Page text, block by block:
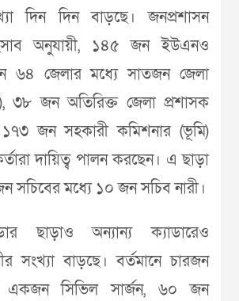
দিন দিন বাড়ছে। জনপ্রশাসন
অনুযায়ী, ১৪৫ জন ইউএনও
৬৪ জেলার মধ্যে সাতজন জেলা
৩৮ জন অতিরিক্ত জেলা প্রশাসক
জন সহকারী কমিশনার (ভূমি)
দায়িত্ব পালন করছেন। এ ছাড়া
সচিবের মধ্যে ১০ জন সচিব নারী।
ছাড়াও অন্যান্য ক্যাডারেও
সংখ্যা বাড়ছে। বর্তমানে চারজন
একজন সিভিল সার্জন, ৬০ জন